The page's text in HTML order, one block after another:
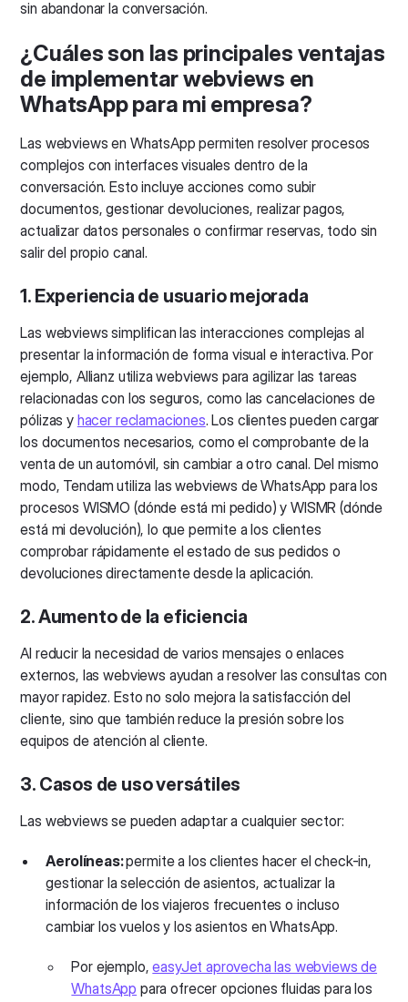
sin abandonar la conversación.
¿Cuáles son las principales ventajas
de implementar webviews en
WhatsApp para mi empresa?
Las webviews en WhatsApp permiten resolver procesos
complejos con interfaces visuales dentro de la
conversación. Esto incluye acciones como subir
documentos, gestionar devoluciones, realizar pagos,
actualizar datos personales o confirmar reservas, todo sin
salir del propio canal.
1. Experiencia de usuario mejorada
Las webviews simplifican las interacciones complejas al
presentar la información de forma visual e interactiva. Por
ejemplo, Allianz utiliza webviews para agilizar las tareas
relacionadas con los seguros, como las cancelaciones de
pólizas y hacer reclamaciones. Los clientes pueden cargar
los documentos necesarios, como el comprobante de la
venta de un automóvil, sin cambiar a otro canal. Del mismo
modo, Tendam utiliza las webviews de WhatsApp para los
procesos WISMO (dónde está mi pedido) y WISMR (dónde
está mi devolución), lo que permite a los clientes
comprobar rápidamente el estado de sus pedidos o
devoluciones directamente desde la aplicación.
2. Aumento de la eficiencia
Al reducir la necesidad de varios mensajes o enlaces
externos, las webviews ayudan a resolver las consultas con
mayor rapidez. Esto no solo mejora la satisfacción del
cliente, sino que también reduce la presión sobre los
equipos de atención al cliente.
3. Casos de uso versátiles
Las webviews se pueden adaptar a cualquier sector:
Aerolíneas:permite a los clientes hacer el check-in,
gestionar la selección de asientos, actualizar la
información de los viajeros frecuentes o incluso
cambiar los vuelos y los asientos en WhatsApp.
Por ejemplo,easyJet aprovecha las webviews de
WhatsApp para ofrecer opciones fluidas para los